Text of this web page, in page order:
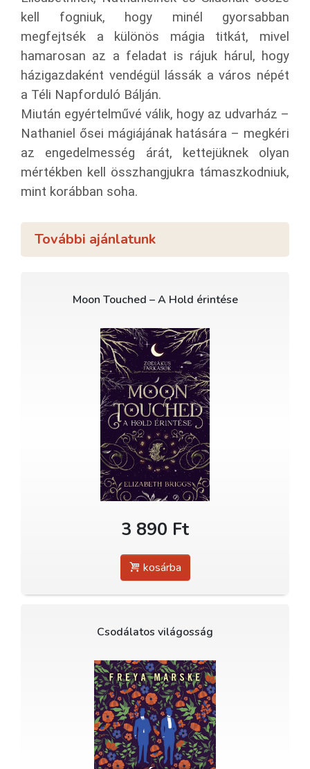
kell fogniuk, hogy minél gyorsabban
megfejtsék a különös mágia titkát, mivel
hamarosan az a feladat is rájuk hárul, hogy
házigazdaként vendégül lássák a város népét
a Téli Napforduló Bálján.
Miután egyértelművé válik, hogy az udvarház –
Nathaniel ősei mágiájának hatására – megkéri
az engedelmesség árát, kettejüknek olyan
mértékben kell összhangjukra támaszkodniuk,
mint korábban soha.
További ajánlatunk
Moon Touched – A Hold érintése
3 890 Ft
kosárba
Csodálatos világosság